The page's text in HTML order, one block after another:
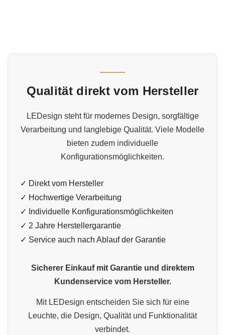
Qualität direkt vom Hersteller
LEDesign steht für modernes Design, sorgfältige
Verarbeitung und langlebige Qualität. Viele Modelle
bieten zudem individuelle
Konfigurationsmöglichkeiten.
✓ Direkt vom Hersteller
✓ Hochwertige Verarbeitung
✓ Individuelle Konfigurationsmöglichkeiten
✓ 2 Jahre Herstellergarantie
✓ Service auch nach Ablauf der Garantie
Sicherer Einkauf mit Garantie und direktem
Kundenservice vom Hersteller.
Mit LEDesign entscheiden Sie sich für eine
Leuchte, die Design, Qualität und Funktionalität
verbindet.